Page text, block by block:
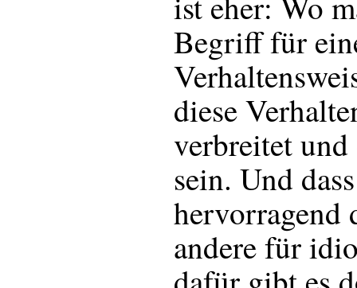
Begriff für
diese
verbreitet
sein. Und
hervorragend
andere für